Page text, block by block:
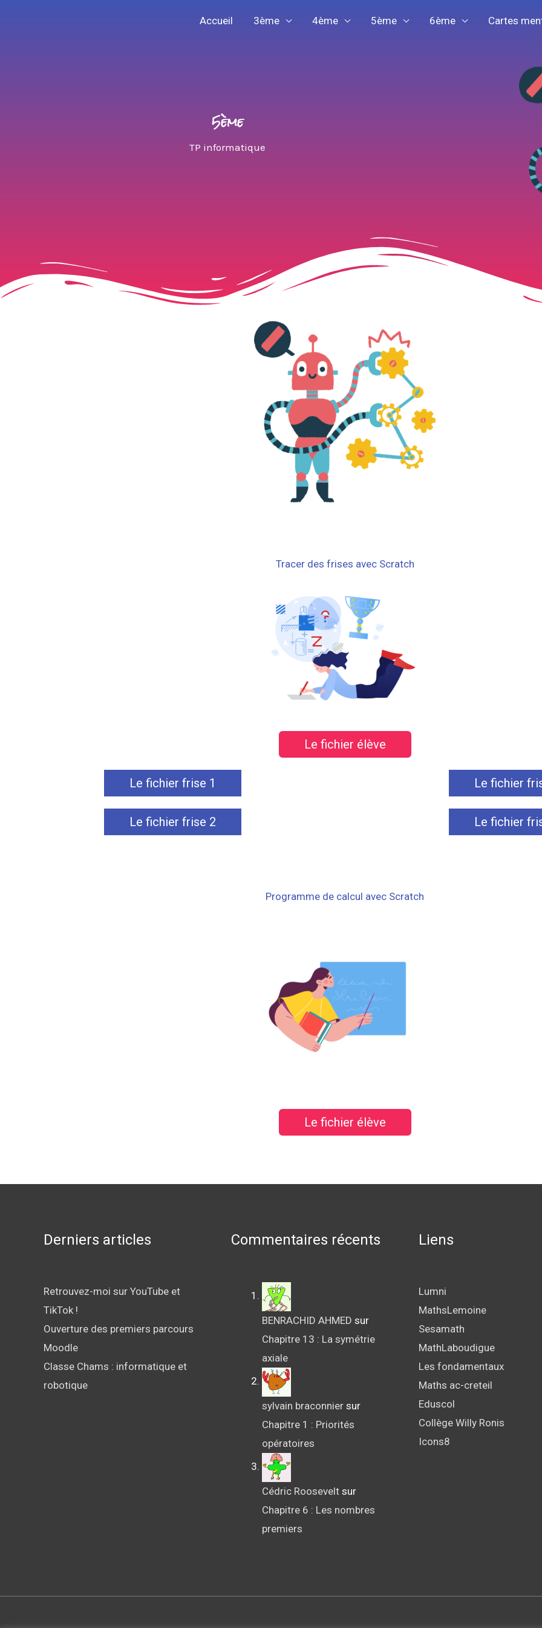
Accueil 3ème 4ème 5ème 6ème Cartes
5ème
TP informatique
Tracer des frises avec Scratch
Le fichier élève
Le fichier frise 1 Le fichier
Le fichier frise 2 Le fichier
Programme de calcul avec Scratch
Le fichier élève
Derniers articles
Retrouvez-moi sur YouTube et
TikTok !
Ouverture des premiers parcours
Moodle
Classe Chams : informatique et
robotique
Commentaires récents
BENRACHID AHMED sur
Chapitre 13 : La symétrie
axiale
sylvain braconnier sur
Chapitre 1 : Priorités
opératoires
Cédric Roosevelt sur
Chapitre 6 : Les nombres
premiers
Liens
Lumni
MathsLemoine
Sesamath
MathLaboudigue
Les fondamentaux
Maths ac-creteil
Eduscol
Collège Willy Ronis
Icons8